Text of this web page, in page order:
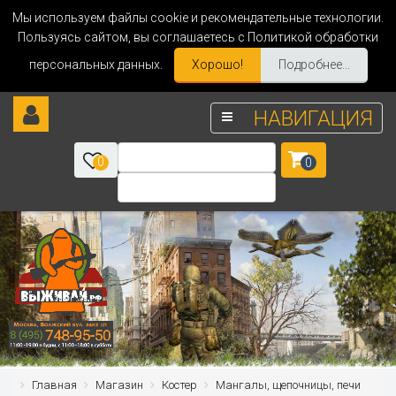
Мы используем файлы cookie и рекомендательные технологии.
Пользуясь сайтом, вы соглашаетесь с Политикой обработки
персональных данных.
Хорошо! Подробнее...
НАВИГАЦИЯ
0 0
Главная Магазин Костер Мангалы, щепочницы, печи